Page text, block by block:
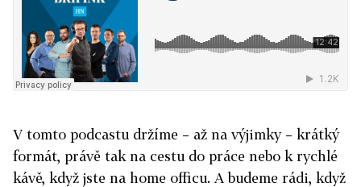
V tomto podcastu držíme – až na výjimky – krátký
formát, právě tak na cestu do práce nebo k rychlé
kávě, když jste na home officu. A budeme rádi, když